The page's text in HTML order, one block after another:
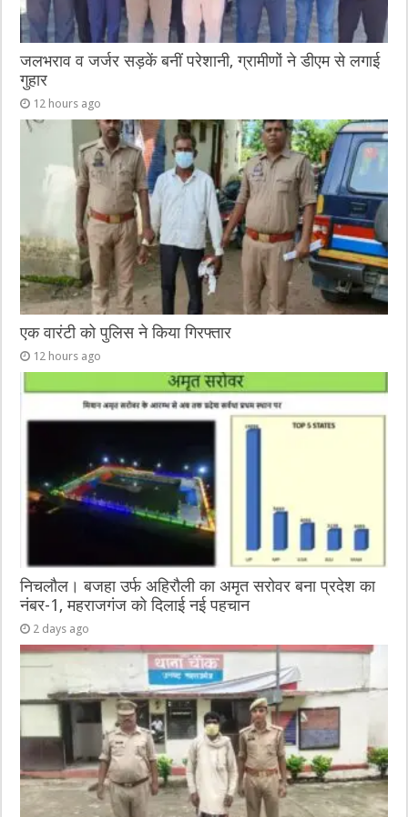
जलभराव व जर्जर सड़कें बनीं परेशानी, ग्रामीणों ने डीएम से लगाई
गुहार
12 hours ago
एक वारंटी को पुलिस ने किया गिरफ्तार
12 hours ago
निचलौल। बजहा उर्फ अहिरौली का अमृत सरोवर बना प्रदेश का
नंबर-1, महराजगंज को दिलाई नई पहचान
2 days ago